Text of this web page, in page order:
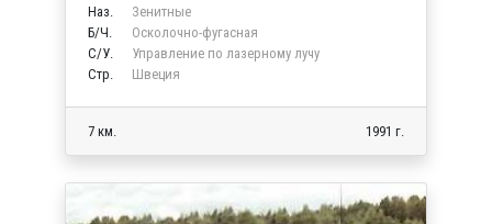
Наз.
Зенитные
Б/Ч.
Осколочно-фугасная
C/У.
Управление по лазерному лучу
Стр.
Швеция
7 км. 1991 г.